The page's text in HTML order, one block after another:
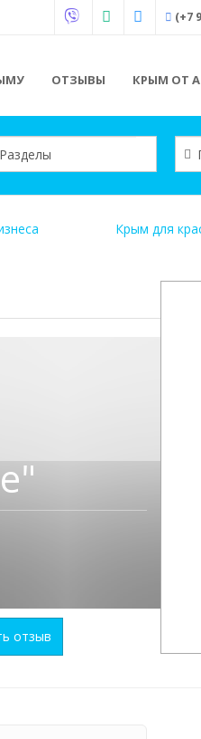
(+7
ОТЗЫВЫ КРЫМ ОТ
Крым для
отзыв